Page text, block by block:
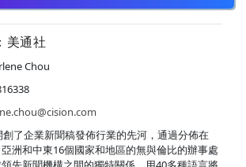
美通社
Chou
了企業新聞稿發佈行業的先河，通過分佈在
洲和中東16個國家和地區的無與倫比的辦事處